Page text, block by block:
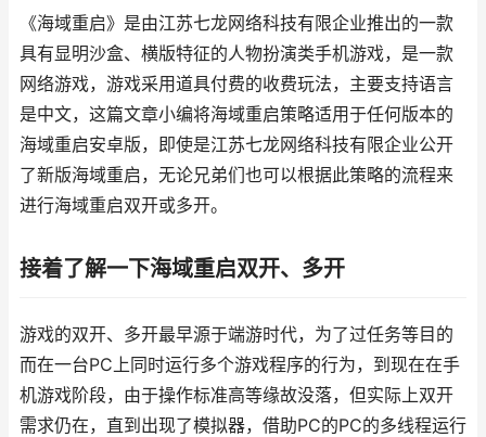
《海域重启》是由江苏七龙网络科技有限企业推出的一款
具有显明沙盒、横版特征的人物扮演类手机游戏，是一款
网络游戏，游戏采用道具付费的收费玩法，主要支持语言
是中文，这篇文章小编将海域重启策略适用于任何版本的
海域重启安卓版，即使是江苏七龙网络科技有限企业公开
了新版海域重启，无论兄弟们也可以根据此策略的流程来
进行海域重启双开或多开。
接着了解一下海域重启双开、多开
游戏的双开、多开最早源于端游时代，为了过任务等目的
而在一台PC上同时运行多个游戏程序的行为，到现在在手
机游戏阶段，由于操作标准高等缘故没落，但实际上双开
需求仍在，直到出现了模拟器，借助PC的PC的多线程运行